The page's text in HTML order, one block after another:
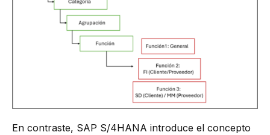
En contraste, SAP S/4HANA introduce el concepto